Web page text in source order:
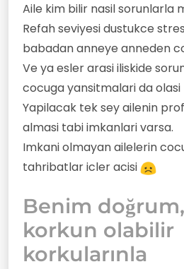
Aile kim bilir nasil sorunlarla
Refah seviyesi dustukce
babadan anneye anneden
Ve ya esler arasi iliskide
cocuga yansitmalari da olasi
Yapilacak tek sey ailenin
almasi tabi imkanlari varsa.
Imkani olmayan ailelerin
tahribatlar icler acisi
Benim
korkun olabilir
korkularınla